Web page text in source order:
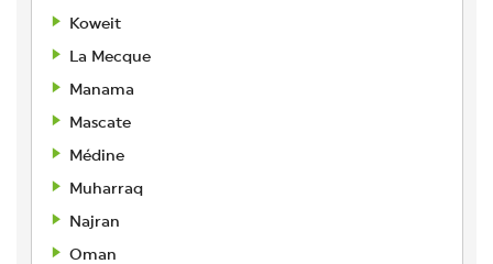
Koweit
La Mecque
Manama
Mascate
Médine
Muharraq
Najran
Oman